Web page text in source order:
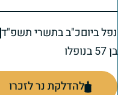
נפל ביוםכ"ב בתשרי תשפ"ד
בן 57 בנופלו
להדלקת נר לזכרו